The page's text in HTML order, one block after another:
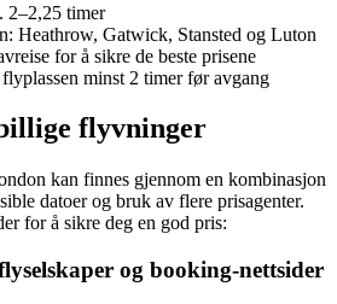
2–2,25 timer
Heathrow, Gatwick, Stansted og Luton
for å sikre de beste prisene
minst 2 timer før avgang
flyvninger
kan finnes gjennom en kombinasjon
datoer og bruk av flere prisagenter.
for å sikre deg en god pris:
og booking-nettsider